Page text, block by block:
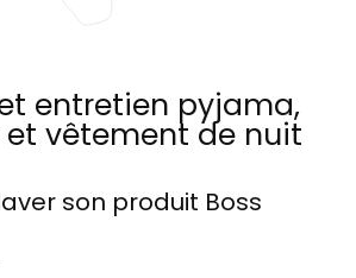
entretien pyjama,
vêtement de nuit
son produit Boss